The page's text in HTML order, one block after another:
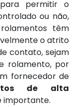
permitir o
ou não,
têm
o atrito
contato, sejam
rolamento, por
fornecedor de
de alta
importante.